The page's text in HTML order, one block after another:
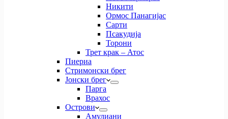
Никити
Ормос Панагијас
Сарти
Псакудија
Торони
Трет крак – Атос
Пиериа
Стримонски брег
Јонски брег
Парга
Врахос
Острови
Амулиани